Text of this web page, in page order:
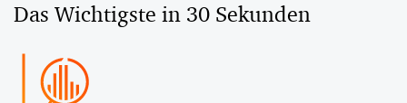
Das Wichtigste in 30 Sekunden